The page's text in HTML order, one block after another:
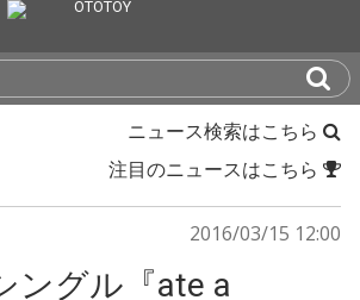
ニュース検索はこちら
注目のニュースはこちら
2016/03/15 12:00
ングル『ate a